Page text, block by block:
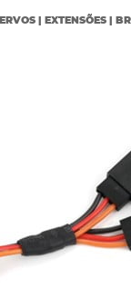
| EXTENSÕES |